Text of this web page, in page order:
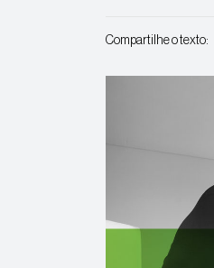
Compartilhe o texto: